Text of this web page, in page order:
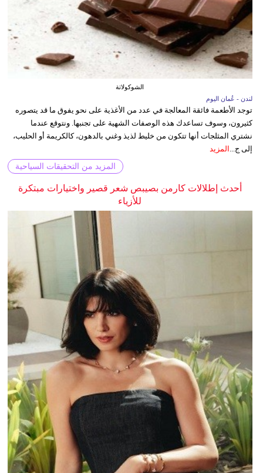
الشوكولاتة
لندن - عُمان اليوم
توجد الأطعمة فائقة المعالجة في عدد من الأغذية على نحو يفوق ما قد يتصوره
كثيرون، وسوف تساعدك هذه الوصفات الشهية على تجنبها. ونتوقع عندما
نشتري المثلجات أنها تتكون من خليط لذيذ وغني بالدهون، كالكريمة أو الحليب،
إلى ج... المزيد
المزيد من التحقيقات السياحية
أحدث إطلالات كارمن بصيبص شعر قصير واختيارات مبتكرة
للأزياء